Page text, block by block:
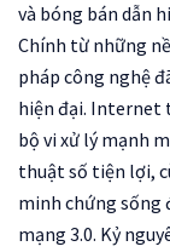
và bóng bán dẫn
Chính từ những
pháp công nghệ
hiện đại. Internet
bộ vi xử lý mạnh
thuật số tiện lợi,
minh chứng sống
mạng 3.0. Kỷ